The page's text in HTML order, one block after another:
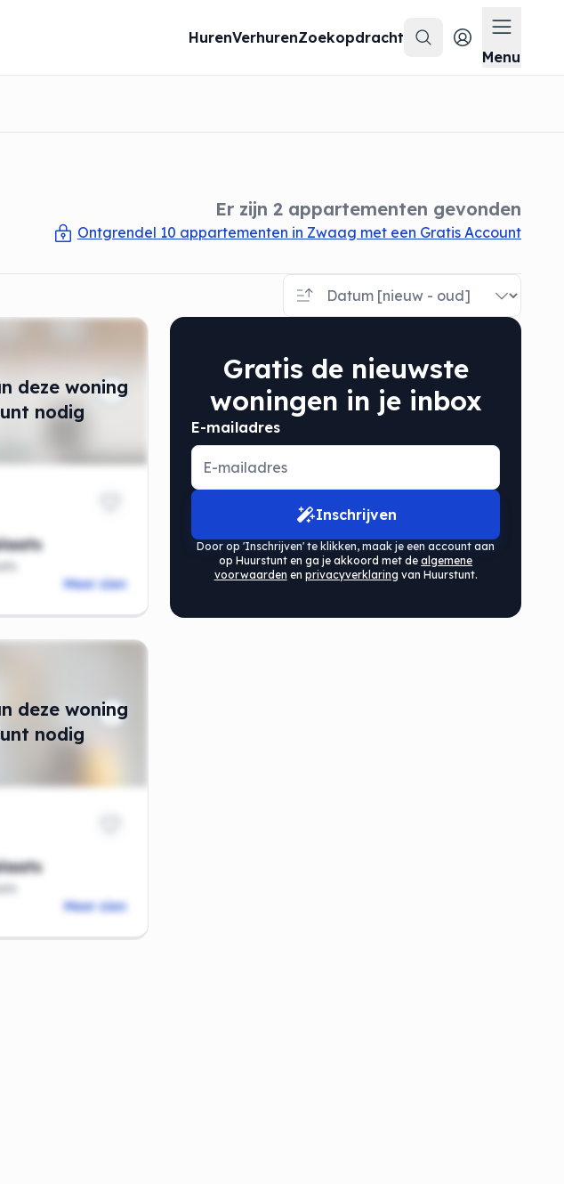
HurenVerhurenZoekopdracht
Zoeken
Menu
Menu
Er zijn 2 appartementen gevonden
Ontgrendel 10 appartementen in Zwaag met een Gratis Account
deze woning
nodig
openen
Meer zien
Gratis de nieuwste
woningen in je inbox
E-mailadres
Inschrijven
Door op 'Inschrijven' te klikken, maak je een account aan
op Huurstunt en ga je akkoord met dealgemene
voorwaarden en privacyverklaring van Huurstunt.
deze woning
nodig
openen
Meer zien